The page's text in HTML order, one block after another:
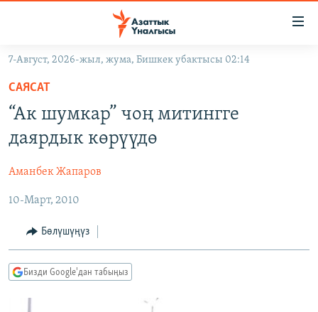
Навигацияга
өтүңүз
Издөөгө
салыңыз
КЫРГЫЗСТАН
КЫРГЫЗСТАН
ЭКОНОМИКА
МАДАНИЯТ
БОРБОР АЗИЯ
УКРАИНА
АТАЙЫН ИЛИКТӨӨ
ТВ ПРОГРАММАЛАР
БҮГҮН АЗАТТЫКТА
БИЗ ЖАНА ДҮЙНӨ
ПОДКАСТ
ӨЗГӨЧӨ ПИКИР
7-Август, 2026-жыл, жума, Бишкек убактысы 02:14
САЯСАТ
“Ак шумкар” чоң митингге
даярдык көрүүдө
Аманбек Жапаров
10-Март, 2010
Бөлүшүңүз
Бизди Google'дан табыңыз